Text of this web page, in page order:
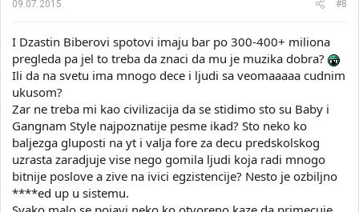
09.07.2015. #8
I Dzastin Biberovi spotovi imaju bar po 300-400+ miliona
pregleda pa jel to treba da znaci da mu je muzika dobra?
Ili da na svetu ima mnogo dece i ljudi sa veomaaaaa cudnim
ukusom?
Zar ne treba mi kao civilizacija da se stidimo sto su Baby i
Gangnam Style najpoznatije pesme ikad? Sto neko ko
baljezga gluposti na yt i valja fore za decu predskolskog
uzrasta zaradjuje vise nego gomila ljudi koja radi mnogo
bitnije poslove a zive na ivici egzistencije? Nesto je ozbiljno
****ed up u sistemu.